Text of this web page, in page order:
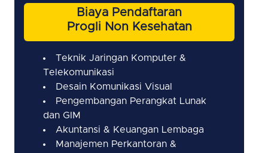
Biaya Pendaftaran
Progli Non Kesehatan
Teknik Jaringan Komputer &
Telekomunikasi
Desain Komunikasi Visual
Pengembangan Perangkat Lunak
dan GIM
Akuntansi & Keuangan Lembaga
Manajemen Perkantoran &